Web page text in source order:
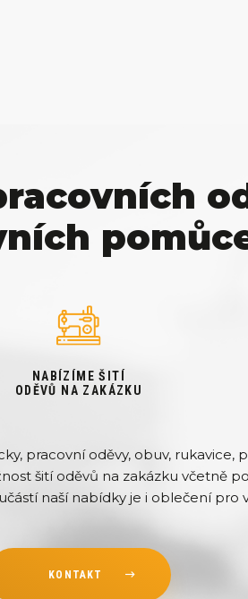
NABÍZÍME ŠITÍ
ODĚVŮ NA ZAKÁZKU
pracovní oděvy, obuv, rukavice,
šití oděvů na zakázku včetně
naší nabídky je i oblečení pro
KONTAKT